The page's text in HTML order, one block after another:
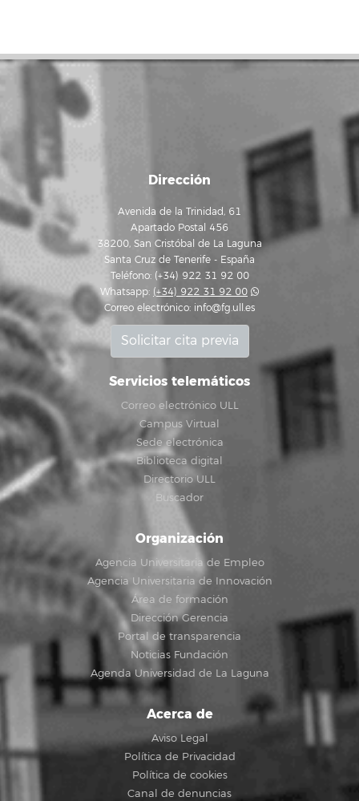
Dirección
Avenida de la Trinidad, 61
Apartado Postal 456
38200, San Cristóbal de La Laguna
Santa Cruz de Tenerife - España
Teléfono: (+34) 922 31 92 00
Whatsapp: (+34) 922 31 92 00
Correo electrónico: info@fg.ull.es
Solicitar cita previa
Servicios telemáticos
Correo electrónico ULL
Campus Virtual
Sede electrónica
Biblioteca digital
Directorio ULL
Buscador
Organización
Agencia Universitaria de Empleo
Agencia Universitaria de Innovación
Área de formación
Dirección Gerencia
Portal de transparencia
Noticias Fundación
Agenda Universidad de La Laguna
Acerca de
Aviso Legal
Política de Privacidad
Política de cookies
Canal de denuncias